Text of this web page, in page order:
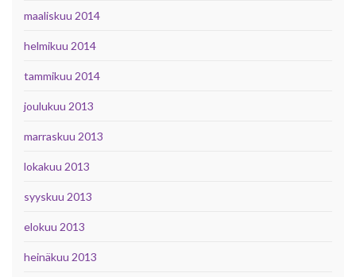
maaliskuu 2014
helmikuu 2014
tammikuu 2014
joulukuu 2013
marraskuu 2013
lokakuu 2013
syyskuu 2013
elokuu 2013
heinäkuu 2013